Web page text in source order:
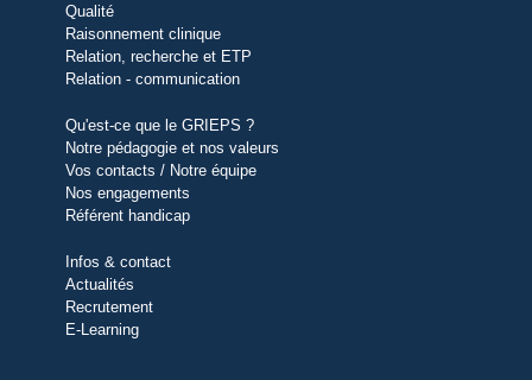
Qualité
Raisonnement clinique
Relation, recherche et ETP
Relation - communication
Qu'est-ce que le GRIEPS ?
Notre pédagogie et nos valeurs
Vos contacts / Notre équipe
Nos engagements
Référent handicap
Infos & contact
Actualités
Recrutement
E-Learning